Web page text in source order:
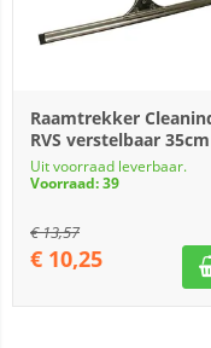
Raamtrekker
RVS verstelbaar 35cm
Uit voorraad leverbaar.
Voorraad: 39
€13,57
€ 10,25